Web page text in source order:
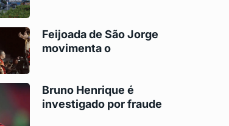
Feijoada de São Jorge
movimenta o
Bruno Henrique é
investigado por fraude